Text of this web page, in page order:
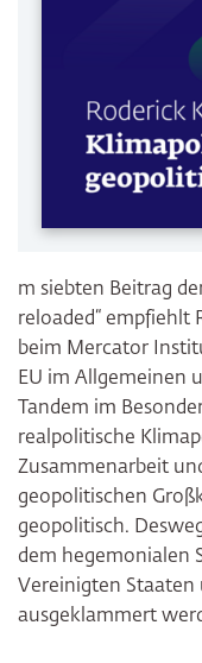
m siebten Beitrag
reloaded“ empfiehlt
beim Mercator
EU im Allgemeinen
Tandem im
realpolitische
Zusammenarbeit
geopolitischen
geopolitisch.
dem hegemonialen
Vereinigten Staaten
ausgeklammert